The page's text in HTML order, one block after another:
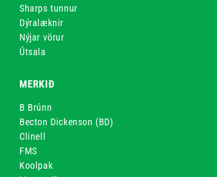
Sharps tunnur
Dýralæknir
Nýjar vörur
Útsala
MERKIÐ
B Brúnn
Becton Dickenson (BD)
Clinell
FMS
Koolpak